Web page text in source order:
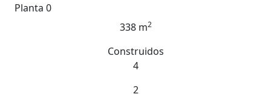
Planta 0
338 m2
Construidos
4
2